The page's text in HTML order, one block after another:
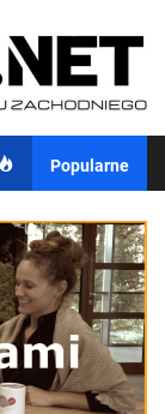
Popularne